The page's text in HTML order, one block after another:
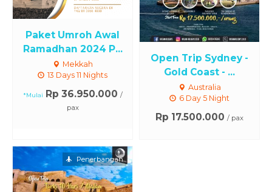
Paket Umroh Awal
Ramadhan 2024 P...
Mekkah
13 Days 11 Nights
*Mulai Rp 36.950.000 /
pax
Open Trip Sydney -
Gold Coast - ...
Australia
6 Day 5 Night
Rp 17.500.000 / pax
Penerbangan